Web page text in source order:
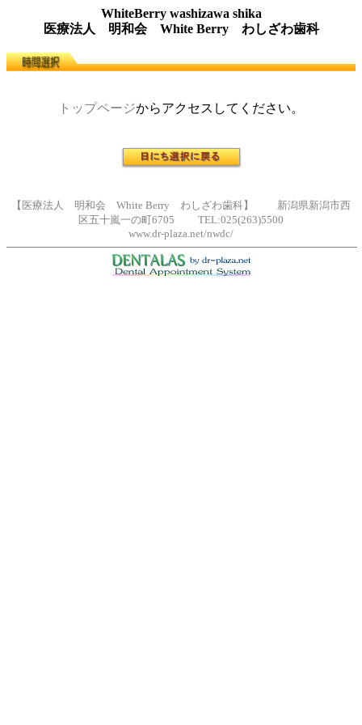
WhiteBerry washizawa shika
医療法人 明和会 White Berry わしざわ歯科
トップページからアクセスしてください。
【医療法人 明和会 White Berry わしざわ歯科】 新潟県新潟市西
区五十嵐一の町6705 TEL:025(263)5500
www.dr-plaza.net/nwdc/